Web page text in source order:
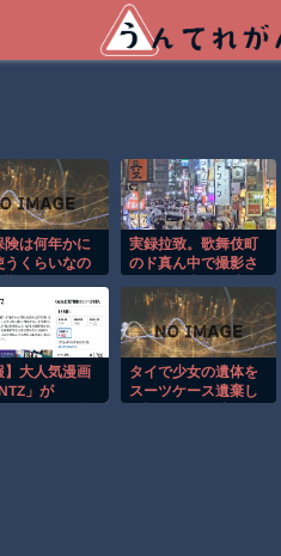
険は何年かに
うくらいなの
。風邪、花粉
は適用外って
たら民間の傷
で良くない？
実録拉致。歌舞伎町
のド真ん中で撮影さ
がこちら。
】大人気漫画
」が
タイで少女の遺体を
スーツケース遺棄し